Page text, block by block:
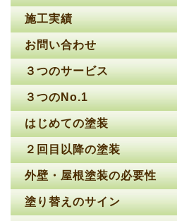
施工実績
お問い合わせ
３つのサービス
３つのNo.1
はじめての塗装
２回目以降の塗装
外壁・屋根塗装の必要性
塗り替えのサイン